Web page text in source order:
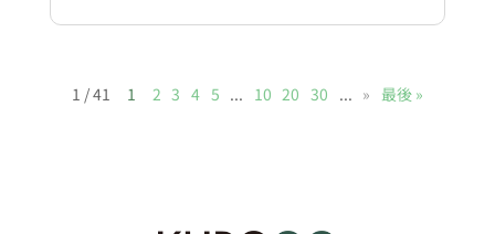
1 / 41 1 2 3 4 5 ... 10 20 30 ... » 最後 »